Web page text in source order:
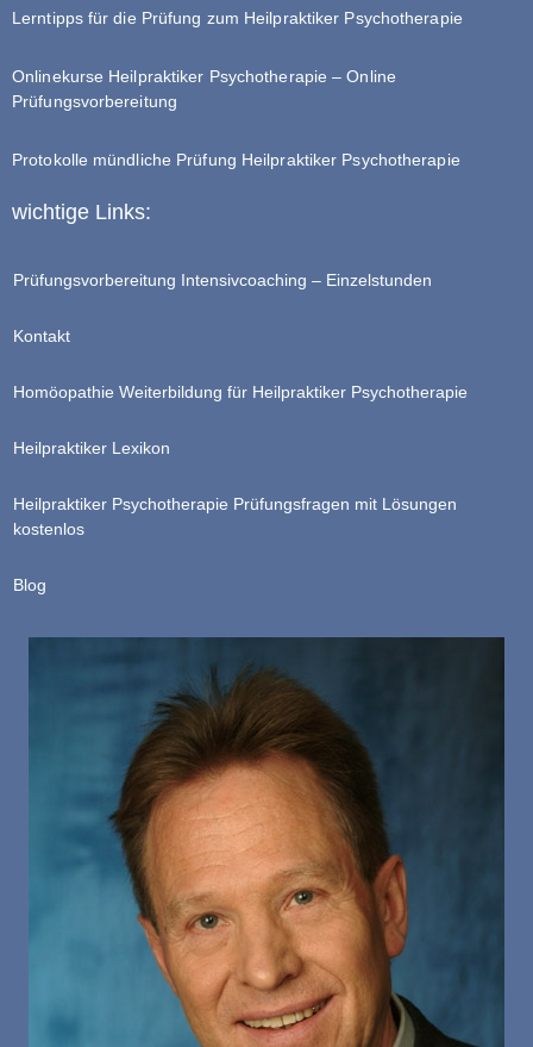
Lerntipps für die Prüfung zum Heilpraktiker Psychotherapie
Onlinekurse Heilpraktiker Psychotherapie – Online
Prüfungsvorbereitung
Protokolle mündliche Prüfung Heilpraktiker Psychotherapie
wichtige Links:
Prüfungsvorbereitung Intensivcoaching – Einzelstunden
Kontakt
Homöopathie Weiterbildung für Heilpraktiker Psychotherapie
Heilpraktiker Lexikon
Heilpraktiker Psychotherapie Prüfungsfragen mit Lösungen
kostenlos
Blog